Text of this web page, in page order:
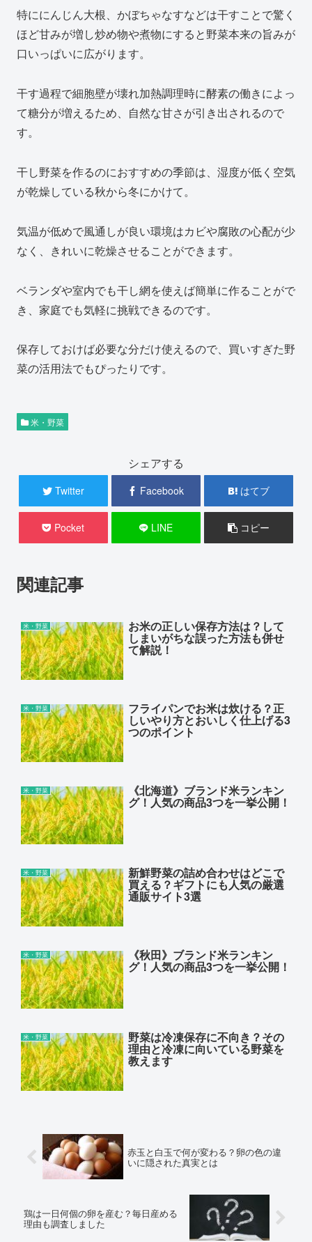
特ににんじん大根、かぼちゃなすなどは干すことで驚く
ほど甘みが増し炒め物や煮物にすると野菜本来の旨みが
口いっぱいに広がります。
干す過程で細胞壁が壊れ加熱調理時に酵素の働きによっ
て糖分が増えるため、自然な甘さが引き出されるので
す。
干し野菜を作るのにおすすめの季節は、湿度が低く空気
が乾燥している秋から冬にかけて。
気温が低めで風通しが良い環境はカビや腐敗の心配が少
なく、きれいに乾燥させることができます。
ベランダや室内でも干し網を使えば簡単に作ることがで
き、家庭でも気軽に挑戦できるのです。
保存しておけば必要な分だけ使えるので、買いすぎた野
菜の活用法でもぴったりです。
米・野菜
シェアする
Twitter Facebook はてブ
Pocket LINE コピー
関連記事
米・野菜 お米の正しい保存方法は？して
しまいがちな誤った方法も併せ
て解説！
米・野菜 フライパンでお米は炊ける？正
しいやり方とおいしく仕上げる3
つのポイント
米・野菜 《北海道》ブランド米ランキン
グ！人気の商品3つを一挙公開！
米・野菜 新鮮野菜の詰め合わせはどこで
買える？ギフトにも人気の厳選
通販サイト3選
米・野菜 《秋田》ブランド米ランキン
グ！人気の商品3つを一挙公開！
米・野菜 野菜は冷凍保存に不向き？その
理由と冷凍に向いている野菜を
教えます
赤玉と白玉で何が変わる？卵の色の違
いに隠された真実とは
鶏は一日何個の卵を産む？毎日産める
理由も調査しました